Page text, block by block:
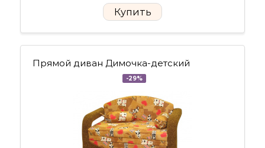
Купить
Прямой диван Димочка-детский
-29%